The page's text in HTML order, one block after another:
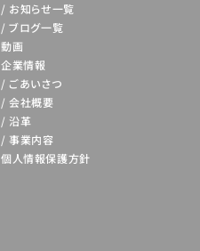
お知らせ一覧
ブログ一覧
動画
企業情報
ごあいさつ
会社概要
沿革
事業内容
個人情報保護方針